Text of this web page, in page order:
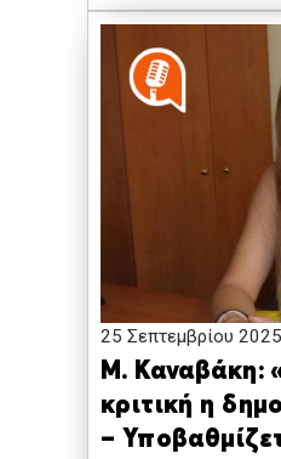
25 Σεπτεμβρίου 2025
Μ. Καναβάκη:
κριτική η
–